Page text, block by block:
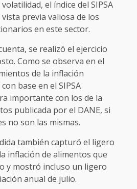
el índice del SIPSA
previa valiosa de los
en este sector.
se realizó el ejercicio
Como se observa en el
de la inflación
base en el SIPSA
importante con los de la
publicada por el DANE, si
no son las mismas.
también capturó el ligero
inflación de alimentos que
y mostró incluso un ligero
anual de julio.